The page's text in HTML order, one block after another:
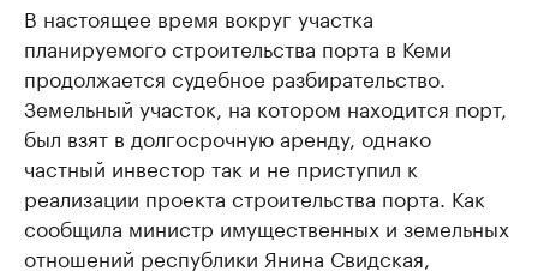
В настоящее время вокруг участка
планируемого строительства порта в Кеми
продолжается судебное разбирательство.
Земельный участок, на котором находится порт,
был взят в долгосрочную аренду, однако
частный инвестор так и не приступил к
реализации проекта строительства порта. Как
сообщила министр имущественных и земельных
отношений республики Янина Свидская,